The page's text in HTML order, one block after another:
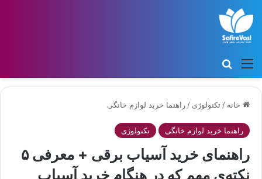
منو
خانه / تکنولوژی / راهنما خرید لوازم خانگی
راهنما خرید لوازم خانگی تکنولوژی
راهنمای خرید آسیاب برقی + معرفی ۵
نکته‌ی مهم که در هنگام خرید آسیاب